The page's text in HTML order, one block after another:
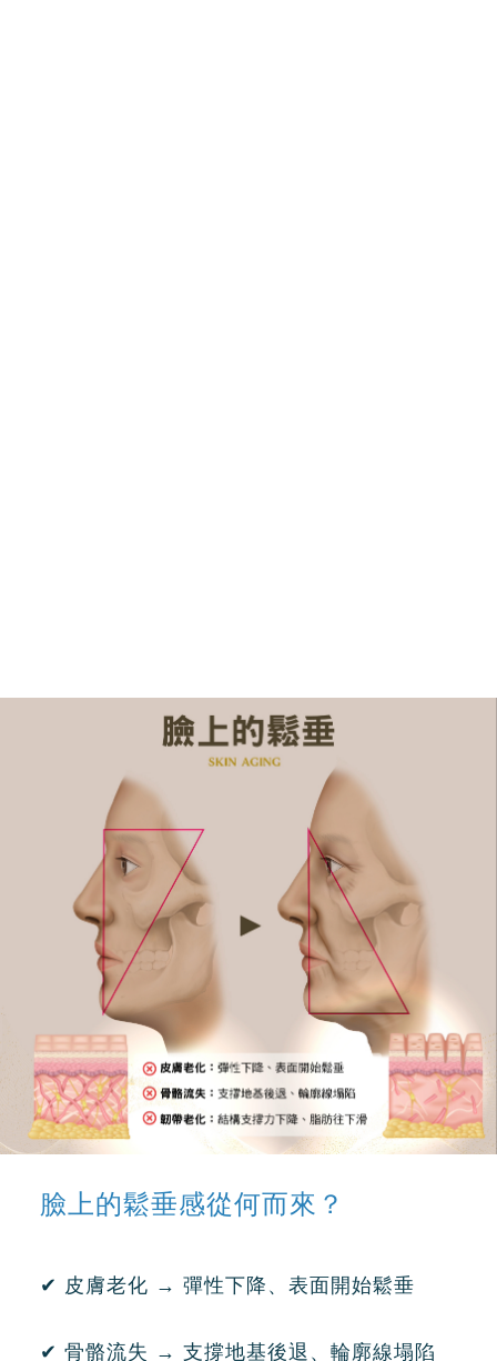
臉上的鬆垂感從何而來？
✔ 皮膚老化 → 彈性下降、表面開始鬆垂
✔ 骨骼流失 → 支撐地基後退、輪廓線塌陷